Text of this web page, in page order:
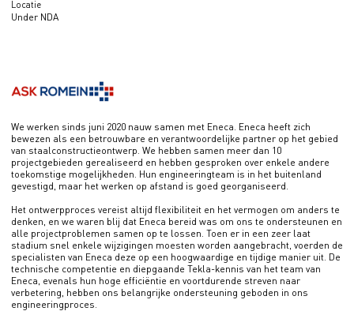
Locatie
Under NDA
We werken sinds juni 2020 nauw samen met Eneca. Eneca heeft zich
bewezen als een betrouwbare en verantwoordelijke partner op het gebied
van staalconstructieontwerp. We hebben samen meer dan 10
projectgebieden gerealiseerd en hebben gesproken over enkele andere
toekomstige mogelijkheden. Hun engineeringteam is in het buitenland
gevestigd, maar het werken op afstand is goed georganiseerd.
Het ontwerpproces vereist altijd flexibiliteit en het vermogen om anders te
denken, en we waren blij dat Eneca bereid was om ons te ondersteunen en
alle projectproblemen samen op te lossen. Toen er in een zeer laat
stadium snel enkele wijzigingen moesten worden aangebracht, voerden de
specialisten van Eneca deze op een hoogwaardige en tijdige manier uit. De
technische competentie en diepgaande Tekla-kennis van het team van
Eneca, evenals hun hoge efficiëntie en voortdurende streven naar
verbetering, hebben ons belangrijke ondersteuning geboden in ons
engineeringproces.